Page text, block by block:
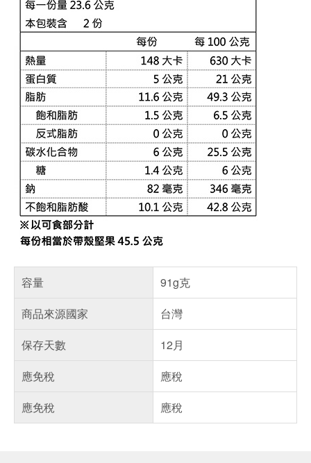
容量
91g克
商品來源國家
台灣
保存天數
12月
應免稅
應稅
應免稅
應稅
偏遠地區配送